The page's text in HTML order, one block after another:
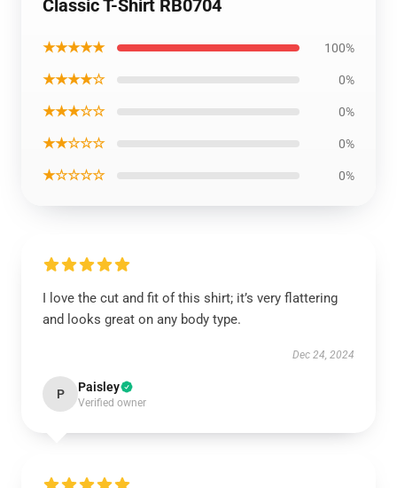
Classic T-Shirt RB0704
★★★★★ 100%
★★★★☆ 0%
★★★☆☆ 0%
★★☆☆☆ 0%
★☆☆☆☆ 0%
I love the cut and fit of this shirt; it’s very flattering
and looks great on any body type.
Dec 24, 2024
P Paisley
Verified owner